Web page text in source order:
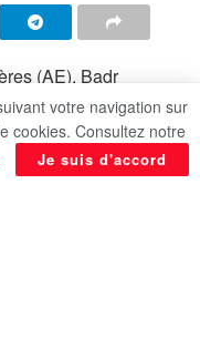
(AE), Badr
dans les
soulignant
conclusions de
votre navigation sur
cookies. Consultez notre
Je suis d'accord